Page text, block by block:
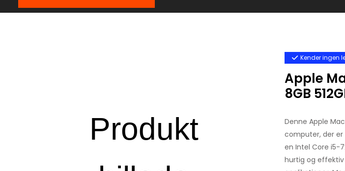
Kender ingen
Apple
8GB
Denne Apple
computer, der er
en Intel Core i5-
hurtig og